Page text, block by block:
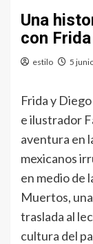
Una
con
estilo 5
Frida y
e ilustrador
aventura en
mexicanos
en medio de
Muertos,
traslada al
cultura del